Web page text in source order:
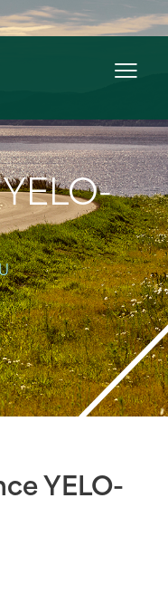
YELO-